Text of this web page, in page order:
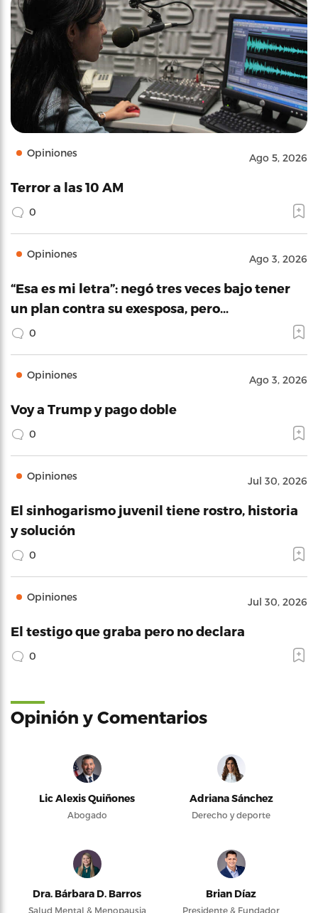
Opiniones Ago 5, 2026
Terror a las 10 AM
0
Opiniones Ago 3, 2026
“Esa es mi letra”: negó tres veces bajo tener
un plan contra su exesposa, pero…
0
Opiniones Ago 3, 2026
Voy a Trump y pago doble
0
Opiniones Jul 30, 2026
El sinhogarismo juvenil tiene rostro, historia
y solución
0
Opiniones Jul 30, 2026
El testigo que graba pero no declara
0
Opinión y Comentarios
Lic Alexis Quiñones
Abogado
Adriana Sánchez
Derecho y deporte
Dra. Bárbara D. Barros
Salud Mental & Menopausia
Brian Díaz
Presidente & Fundador